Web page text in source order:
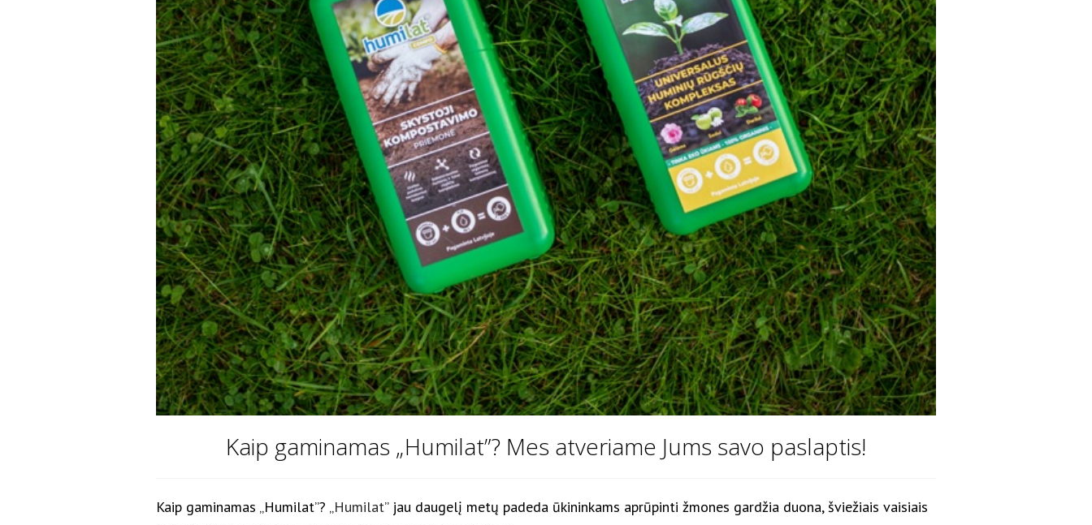
Kaip gaminamas „Humilat”? Mes atveriame Jums savo paslaptis!
Kaip gaminamas „Humilat”? „Humilat” jau daugelį metų padeda ūkininkams aprūpinti žmones gardžia duona, šviežiais vaisiais